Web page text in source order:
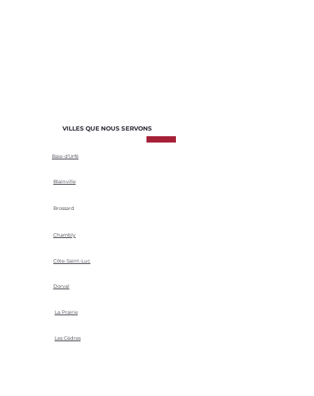
VILLES QUE NOUS SERVONS
Baie-d'Urfé
Blainville
Brossard
Chambly
Côte-Saint-Luc
Dorval
La Prairie
Les Cèdres